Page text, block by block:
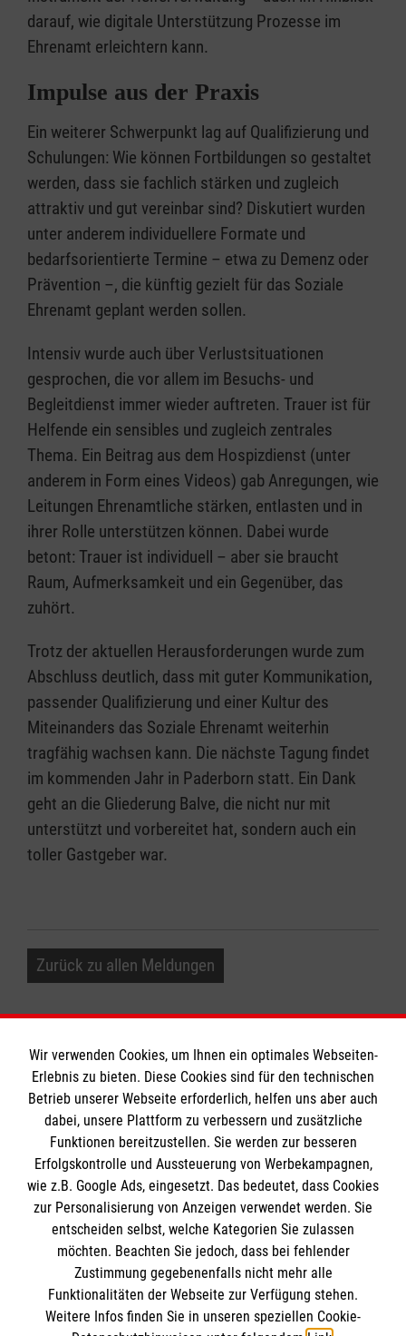
darauf, wie digitale Unterstützung Prozesse im
Ehrenamt erleichtern kann.
Impulse aus der Praxis
Ein weiterer Schwerpunkt lag auf Qualifizierung und
Schulungen: Wie können Fortbildungen so gestaltet
werden, dass sie fachlich stärken und zugleich
attraktiv und gut vereinbar sind? Diskutiert wurden
unter anderem individuellere Formate und
bedarfsorientierte Termine – etwa zu Demenz oder
Prävention –, die künftig gezielt für das Soziale
Ehrenamt geplant werden sollen.
Intensiv wurde auch über Verlustsituationen
gesprochen, die vor allem im Besuchs- und
Begleitdienst immer wieder auftreten. Trauer ist für
Helfende ein sensibles und zugleich zentrales
Thema. Ein Beitrag aus dem Hospizdienst (unter
anderem in Form eines Videos) gab Anregungen, wie
Leitungen Ehrenamtliche stärken, entlasten und in
ihrer Rolle unterstützen können. Dabei wurde
betont: Trauer ist individuell – aber sie braucht
Raum, Aufmerksamkeit und ein Gegenüber, das
zuhört.
Trotz der aktuellen Herausforderungen wurde zum
Abschluss deutlich, dass mit guter Kommunikation,
passender Qualifizierung und einer Kultur des
Miteinanders das Soziale Ehrenamt weiterhin
tragfähig wachsen kann. Die nächste Tagung findet
im kommenden Jahr in Paderborn statt. Ein Dank
geht an die Gliederung Balve, die nicht nur mit
unterstützt und vorbereitet hat, sondern auch ein
toller Gastgeber war.
Zurück zu allen Meldungen
Informationen
Impressum
Datenschutz
Kontakt
Barrierefreiheit
Die Malteser
Malteser in Deutschland
Malteserorden
Sharepoint
Spendenkonto
Wir verwenden Cookies, um Ihnen ein optimales Webseiten-
Erlebnis zu bieten. Diese Cookies sind für den technischen
Betrieb unserer Webseite erforderlich, helfen uns aber auch
dabei, unsere Plattform zu verbessern und zusätzliche
Funktionen bereitzustellen. Sie werden zur besseren
Erfolgskontrolle und Aussteuerung von Werbekampagnen,
wie z.B. Google Ads, eingesetzt. Das bedeutet, dass Cookies
zur Personalisierung von Anzeigen verwendet werden. Sie
entscheiden selbst, welche Kategorien Sie zulassen
möchten. Beachten Sie jedoch, dass bei fehlender
Zustimmung gegebenenfalls nicht mehr alle
Funktionalitäten der Webseite zur Verfügung stehen.
Weitere Infos finden Sie in unseren speziellen Cookie-